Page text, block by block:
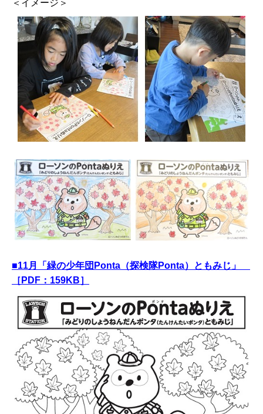
＜イメージ＞
■11月「緑の少年団Ponta（探検隊Ponta）ともみじ」
［PDF：159KB］